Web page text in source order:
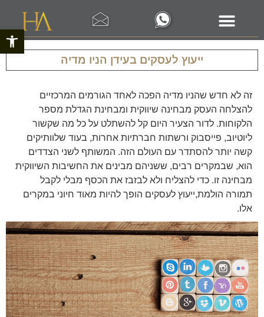
פתח
ייעוץ לעסקים בעידן הניו מדיה
זה לא חדש שהניו מדיה הפכה לאחד הגורמים המרכזיים
להצלחה העסק מבחינה שיווקית ומבחינת הגדלת מספר
הלקוחות. לדור הצעיר היום קל להשתלט על כל מה שקשור
ליוטיוב, פייסבוק ורשתות חברתיות אחרות, בעוד שלוותיקים
קשה יותר להסתדר עם העולם הזה. המשותף לשני הצדדים
הוא, שבמקרים רבים, ששניהם מבינים את החשיבות השיווקית
מבחינה זו. כדי להצליח ולא לבזבז את הכסף מבלי לקבל
תמורה הולמת,ייעוץ לעסקים הופך להיות מאוד חיוני במקרים
אלו.